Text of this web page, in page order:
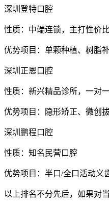
深圳登特口腔
性质：中端连锁，主打性价比
优势项目：单颗种植、树脂
深圳正恩口腔
性质：新兴精品诊所，一对
优势项目：隐形矫正、微创
深圳鹏程口腔
性质：知名民营口腔
优势项目：半口/全口活动义
以上排名不分先后，如果对